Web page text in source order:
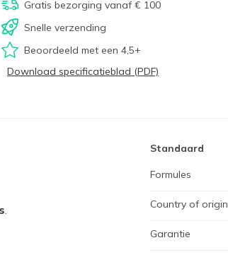
Gratis bezorging vanaf € 100
Snelle verzending
Beoordeeld met een 4,5+
Download specificatieblad (PDF)
.
Standaard
Formules
Country of origin
Garantie